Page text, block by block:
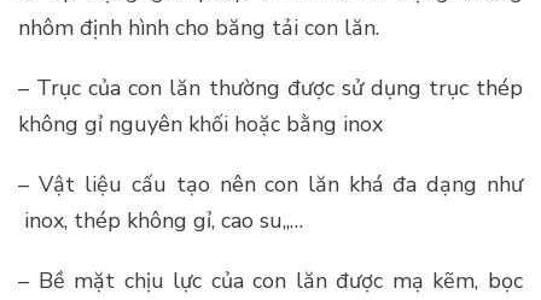
nhôm định hình cho băng tải con lăn.
– Trục của con lăn thường được sử dụng trục thép
không gỉ nguyên khối hoặc bằng inox
– Vật liệu cấu tạo nên con lăn khá đa dạng như
inox, thép không gỉ, cao su,,…
– Bề mặt chịu lực của con lăn được mạ kẽm, bọc